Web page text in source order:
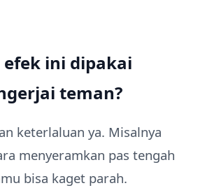
efek ini dipakai
teman?
keterlaluan ya. Misalnya
menyeramkan pas tengah
bisa kaget parah.